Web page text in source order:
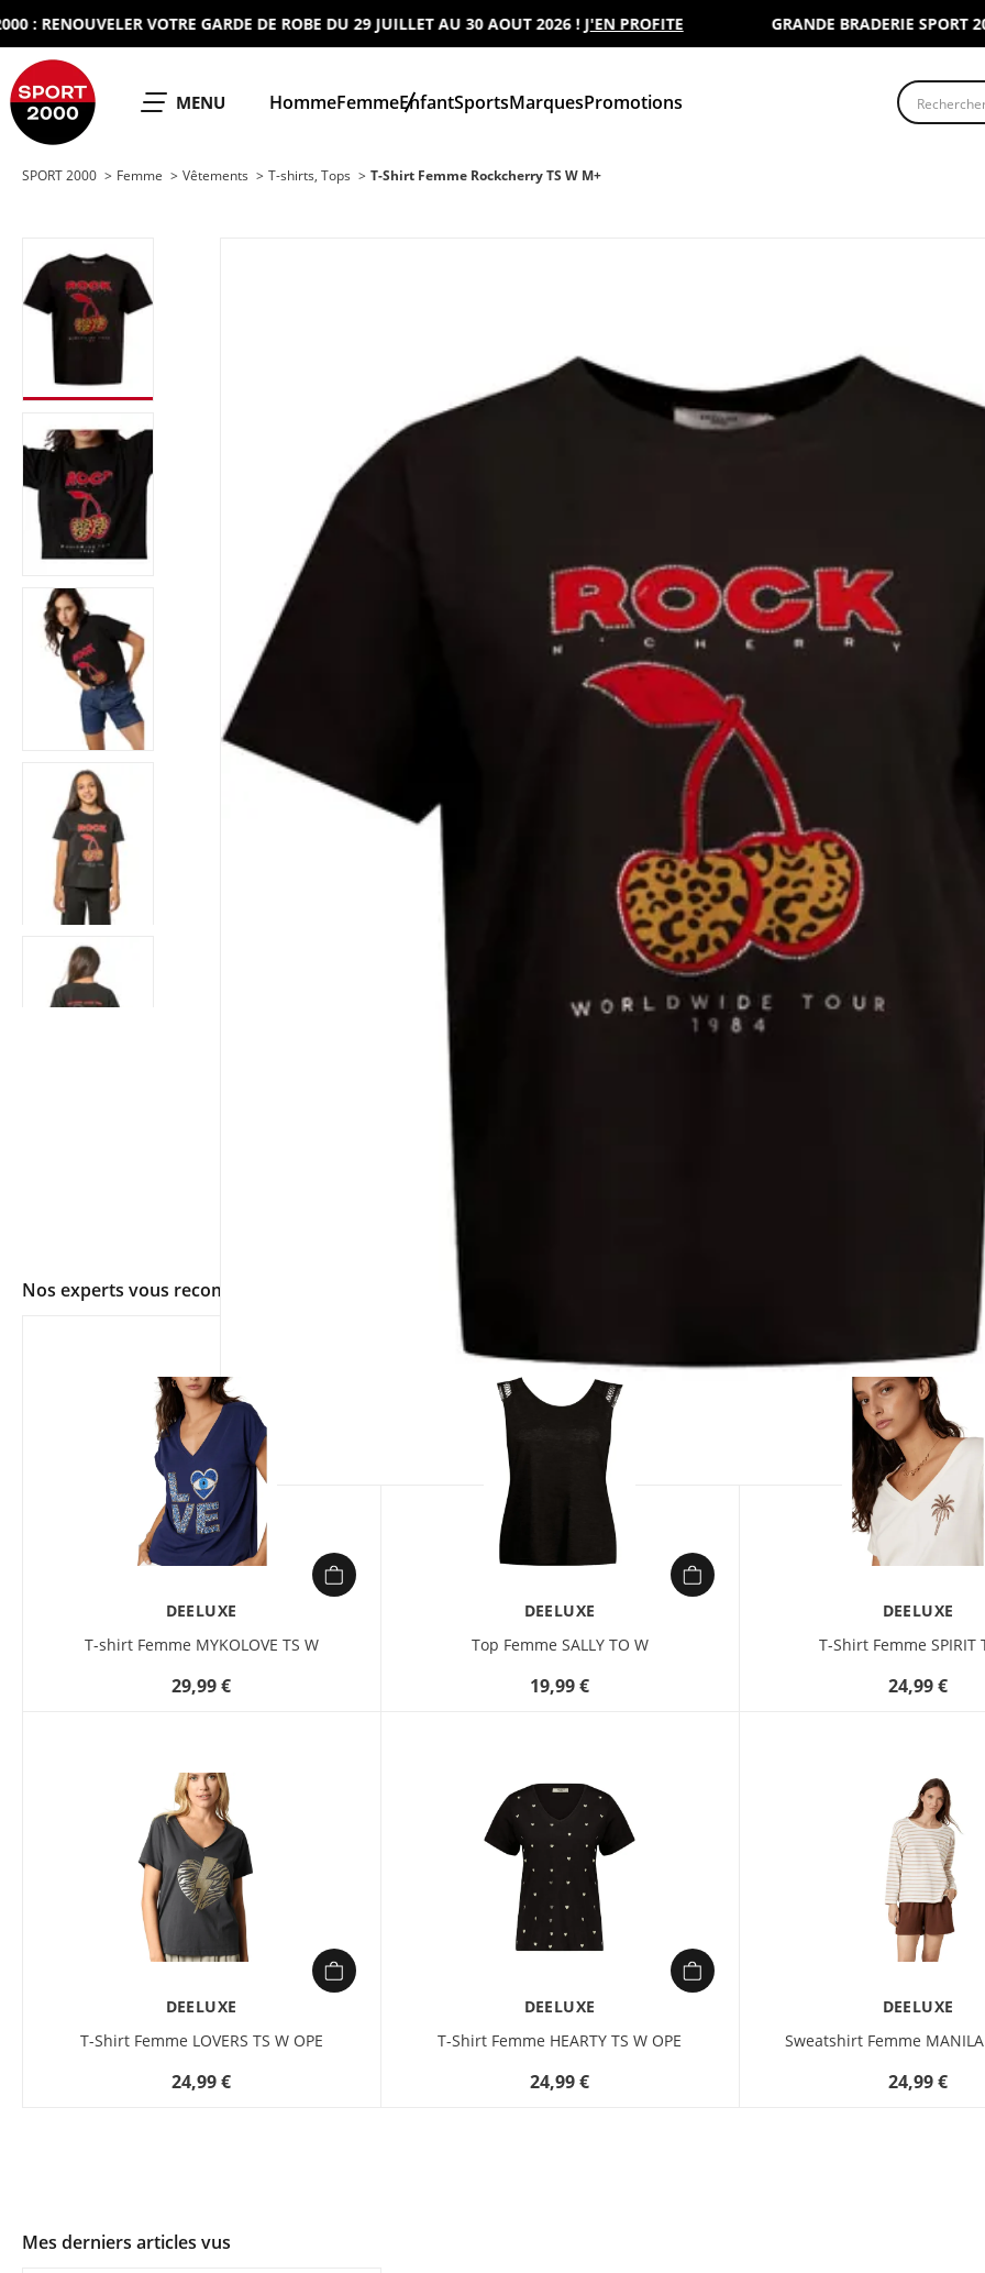
VOTRE GARDE DE ROBE DU 29 JUILLET AU 30 AOUT 2026 !J'EN PROFITE GRANDE BRADERIE SPORT
OUVRIR LE
MENU HommeFemmeEnfantSportsMarquesPromotions
SPORT 2000 Femme Vêtements T-shirts, Tops T-Shirt Femme Rockcherry TS W M+
app.ui.shop.product.zoom
Nos experts vous recommandent
DEELUXE
T-shirt Femme MYKOLOVE TS W
29,99 €
DEELUXE
Top Femme SALLY TO W
19,99 €
DEELUXE
T-Shirt Femme SPIRIT
24,99 €
DEELUXE
T-Shirt Femme LOVERS TS W OPE
24,99 €
DEELUXE
T-Shirt Femme HEARTY TS W OPE
24,99 €
DEELUXE
Sweatshirt Femme
24,99 €
Mes derniers articles vus